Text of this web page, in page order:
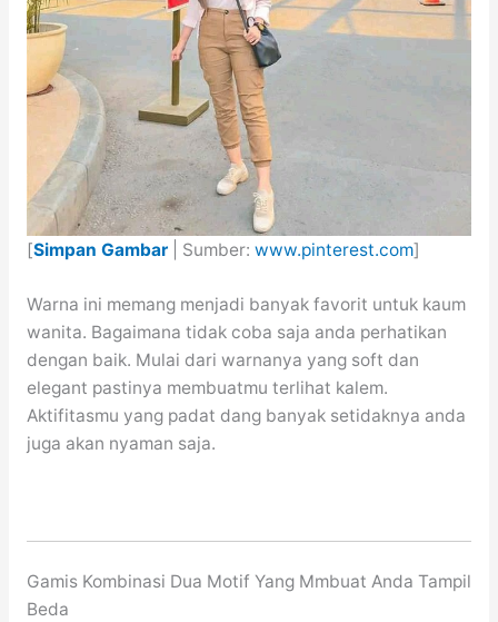
[Simpan Gambar| Sumber: www.pinterest.com]
Warna ini memang menjadi banyak favorit untuk kaum
wanita. Bagaimana tidak coba saja anda perhatikan
dengan baik. Mulai dari warnanya yang soft dan
elegant pastinya membuatmu terlihat kalem.
Aktifitasmu yang padat dang banyak setidaknya anda
juga akan nyaman saja.
Gamis Kombinasi Dua Motif Yang Mmbuat Anda Tampil
Beda